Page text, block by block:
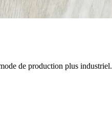
de production plus industriel.